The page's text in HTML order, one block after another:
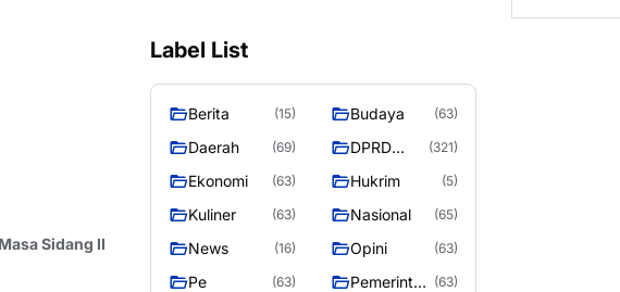
Sidang II
Label List
Berita (15) Budaya (63)
Daerah (69)
DPRD
RAYA
(321)
Ekonomi (63) Hukrim (5)
Kuliner (63) Nasional (65)
News (16) Opini (63)
Pe (63)
Pemerintah (63)